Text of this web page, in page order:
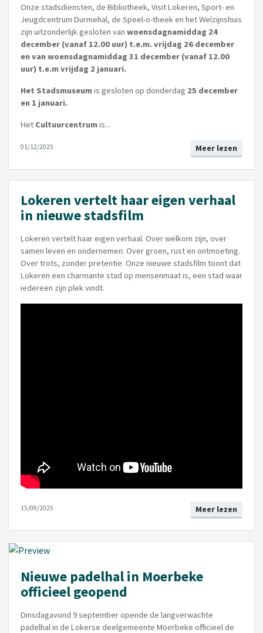
Onze stadsdiensten, de Bibliotheek, Visit Lokeren, Sport- en
Jeugdcentrum Durmehal, de Speel-o-theek en het Welzijnshuis
zijn uitzonderlijk gesloten van woensdagnamiddag 24
december (vanaf 12.00 uur) t.e.m. vrijdag 26 december
en van woensdagnamiddag 31 december (vanaf 12.00
uur) t.e.m vrijdag 2 januari.
Het Stadsmuseumis gesloten op donderdag 25 december
en 1 januari.
Het Cultuurcentrumis...
Meer lezen
01/12/2025
Lokeren vertelt haar eigen verhaal
in nieuwe stadsfilm
Lokeren vertelt haar eigen verhaal. Over welkom zijn, over
samen leven en ondernemen. Over groen, rust en ontmoeting.
Over trots, zonder pretentie. Onze nieuwe stadsfilm toont dat
Lokeren een charmante stad op mensenmaat is, een stad waar
iedereen zijn plek vindt.
Meer lezen
15/09/2025
Nieuwe padelhal in Moerbeke
officieel geopend
Dinsdagavond 9 september opende de langverwachte
padelhal in de Lokerse deelgemeente Moerbeke officieel de